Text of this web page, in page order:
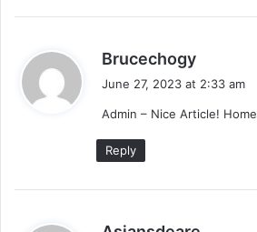
Brucechogy
s
June 27, 2023 at 2:33 am
Admin – Nice Article! Home
Reply